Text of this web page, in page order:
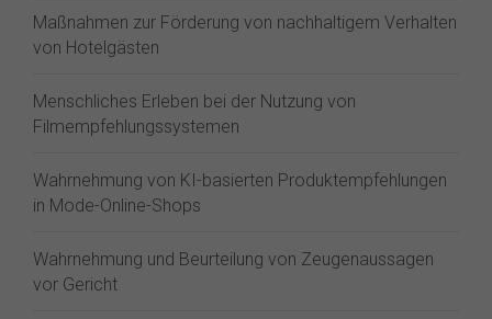
Maßnahmen zur Förderung von nachhaltigem Verhalten
von Hotelgästen
Menschliches Erleben bei der Nutzung von
Filmempfehlungssystemen
Wahrnehmung von KI-basierten Produktempfehlungen
in Mode-Online-Shops
Wahrnehmung und Beurteilung von Zeugenaussagen
vor Gericht